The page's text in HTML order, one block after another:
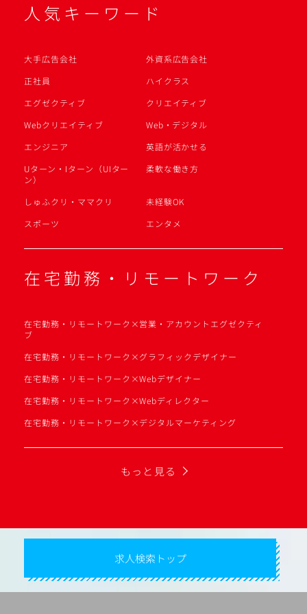
人気キーワード
大手広告会社
外資系広告会社
正社員
ハイクラス
エグゼクティブ
クリエイティブ
Webクリエイティブ
Web・デジタル
エンジニア
英語が活かせる
Uターン・Iターン（UIター
ン）
柔軟な働き方
しゅふクリ・ママクリ
未経験OK
スポーツ
エンタメ
在宅勤務・リモートワーク
在宅勤務・リモートワーク×営業・アカウントエグゼクティ
ブ
在宅勤務・リモートワーク×グラフィックデザイナー
在宅勤務・リモートワーク×Webデザイナー
在宅勤務・リモートワーク×Webディレクター
在宅勤務・リモートワーク×デジタルマーケティング
もっと見る
求人検索トップ